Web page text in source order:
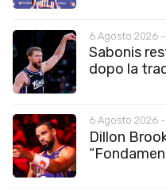
6 Agosto 2026 -
Sabonis
dopo la
6 Agosto 2026 -
Dillon